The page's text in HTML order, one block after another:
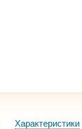
Характеристики